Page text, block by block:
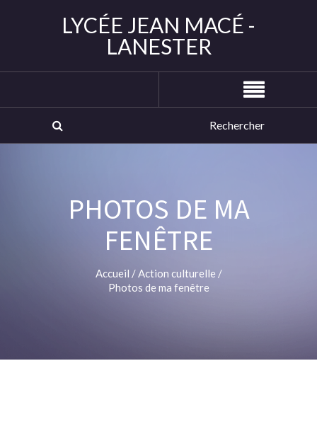
LYCÉE JEAN MACÉ -
LANESTER
PHOTOS DE MA
FENÊTRE
Accueil /Action culturelle /
Photos de ma fenêtre